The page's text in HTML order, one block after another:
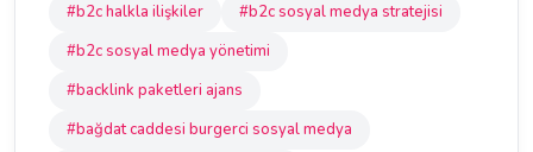
#b2c halkla ilişkiler
#b2c sosyal medya stratejisi
#b2c sosyal medya yönetimi
#backlink paketleri ajans
#bağdat caddesi burgerci sosyal medya